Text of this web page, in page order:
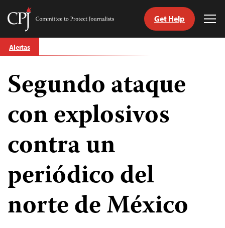
Skip
to
Committee
Journalists
Get Help
Alertas
Segundo ataque
con explosivos
contra un
periódico del
norte de México